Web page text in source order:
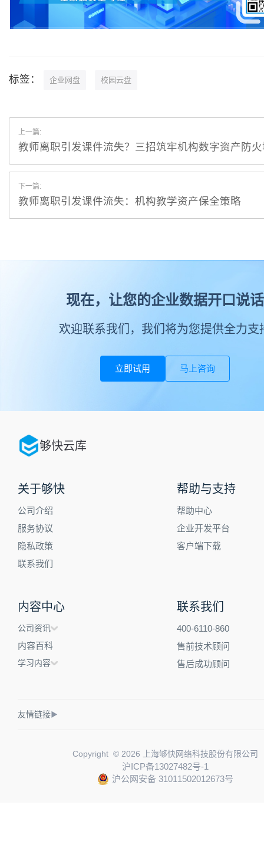
标签： 企业网盘 校园云盘
上一篇:
教师离职引发课件流失？三招筑牢机构数字资产防
下一篇:
教师离职引发课件流失：机构教学资产保全策略
现在，让您的企业数据开口说话
欢迎联系我们，我们将为您提供全力支
立即试用 马上咨询
够快云库
关于够快
公司介绍
服务协议
隐私政策
联系我们
帮助与支持
帮助中心
企业开发平台
客户端下载
内容中心
公司资讯
内容百科
学习内容
联系我们
400-6110-860
售前技术顾问
售后成功顾问
友情链接▶
Copyright © 2026 上海够快网络科技股份有限公司
沪ICP备13027482号-1
沪公网安备 31011502012673号